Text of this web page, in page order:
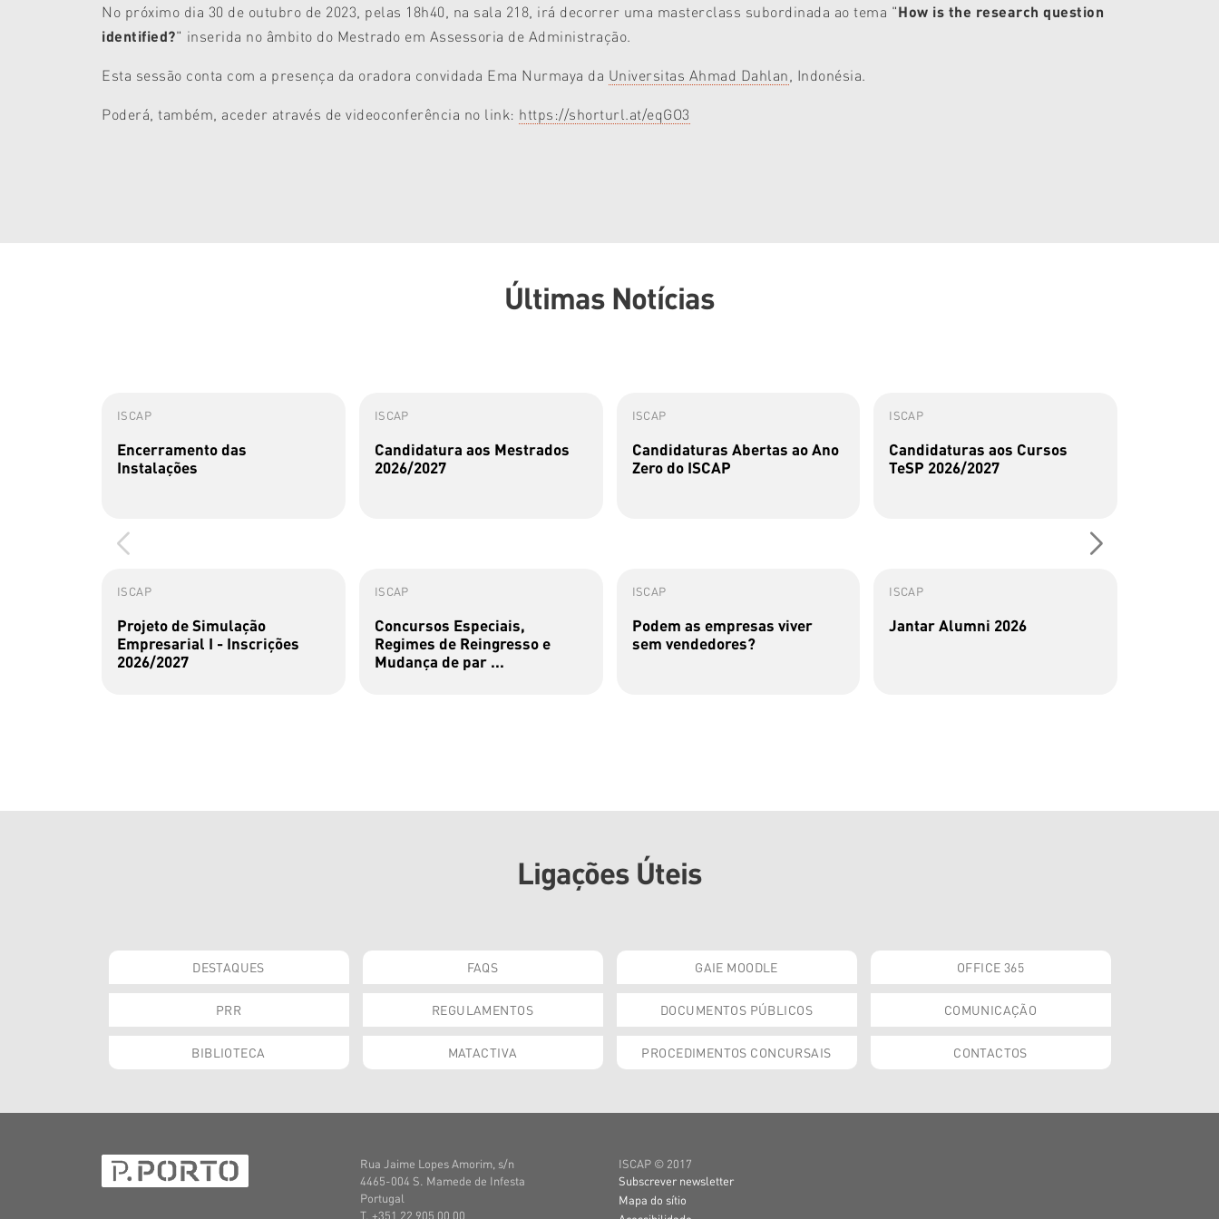
No próximo dia 30 de outubro de 2023, pelas 18h40, na sala 218, irá decorrer uma masterclass subordinada ao tema "How is the research question
identified?" inserida no âmbito do Mestrado em Assessoria de Administração.
Esta sessão conta com a presença da oradora convidada Ema Nurmaya da Universitas Ahmad Dahlan, Indonésia.
Poderá, também, aceder através de videoconferência no link: https://shorturl.at/eqGO3
Últimas Notícias
ISCAP
Encerramento das
Instalações
ISCAP
Candidatura aos Mestrados
2026/2027
ISCAP
Candidaturas Abertas ao Ano
Zero do ISCAP
ISCAP
Candidaturas aos Cursos
TeSP 2026/2027
ISCAP
Projeto de Simulação
Empresarial I - Inscrições
2026/2027
ISCAP
Concursos Especiais,
Regimes de Reingresso e
Mudança de par ...
ISCAP
Podem as empresas viver
sem vendedores?
ISCAP
Jantar Alumni 2026
Ligações Úteis
DESTAQUES FAQS GAIE MOODLE OFFICE 365
PRR REGULAMENTOS DOCUMENTOS PÚBLICOS COMUNICAÇÃO
BIBLIOTECA MATACTIVA PROCEDIMENTOS CONCURSAIS CONTACTOS
Rua Jaime Lopes Amorim, s/n
4465-004 S. Mamede de Infesta
Portugal
T. +351 22 905 00 00
ISCAP © 2017
Subscrever newsletter
Mapa do sítio